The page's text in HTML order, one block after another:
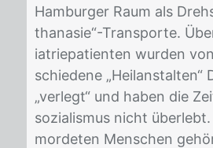
Ham­bur­ger Raum als
tha­na­sie“-Trans­por­te.
ia­trie­pa­ti­en­ten wur­den
schie­de­ne „Heil­an­stal­ten“
„ver­legt“ und ha­ben die
so­zia­lis­mus nicht
mor­de­ten Men­schen